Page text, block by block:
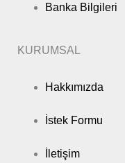
Banka Bilgileri
KURUMSAL
Hakkımızda
İstek Formu
İletişim